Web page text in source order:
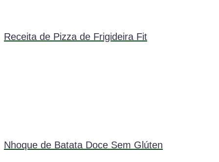
Receita de Pizza de Frigideira Fit
Nhoque de Batata Doce Sem Glúten